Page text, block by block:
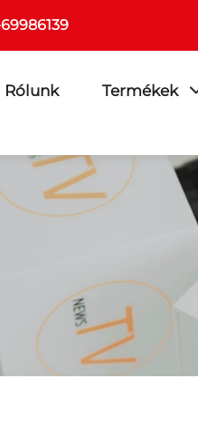
Rólunk Termékek